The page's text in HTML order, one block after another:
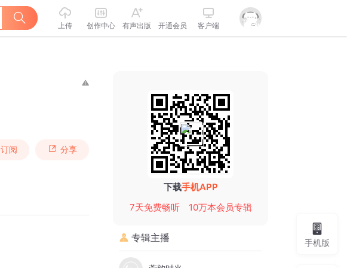
上传 创作中心 有声出版 开通会员 客户端
订阅 分享
下载手机APP
7天免费畅听
10万本会员专辑
专辑主播 手机版